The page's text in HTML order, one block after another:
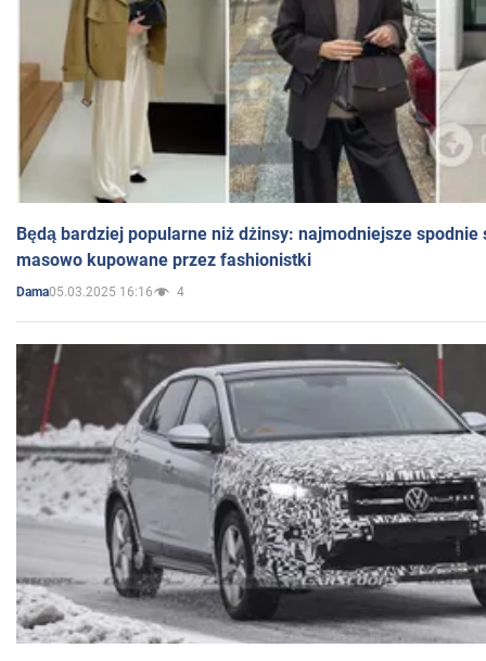
Będą bardziej popularne niż dżinsy: najmodniejsze spodnie
masowo kupowane przez fashionistki
Dama05.03.2025 16:16 4